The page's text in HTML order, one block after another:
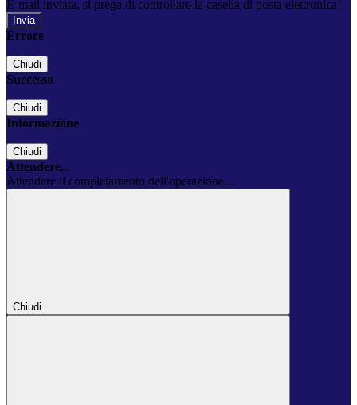
E-mail inviata, si prega di controllare la casella di posta elettronica!
Errore
Chiudi
Successo
Chiudi
Informazione
Chiudi
Attendere...
Attendere il completamento dell'operazione...
Chiudi